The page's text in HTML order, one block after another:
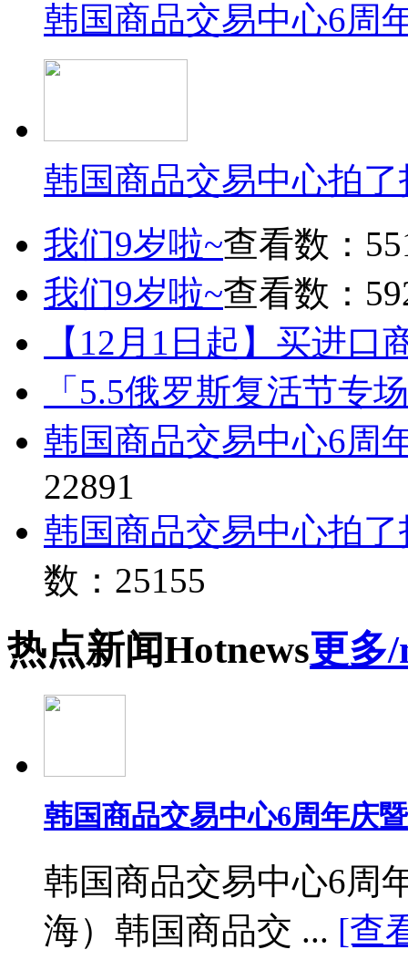
韩国商品交易中心6周
韩国商品交易中心拍
我们9岁啦~查看数：
我们9岁啦~查看数：
【12月1日起】买进口
「5.5俄罗斯复活节专
韩国商品交易中心6周
22891
韩国商品交易中心拍
数：25155
热点新闻Hotnews更多
韩国商品交易中心6周年庆
韩国商品交易中心6周
海）韩国商品交 ... [查